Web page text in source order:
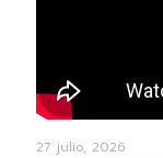
27 julio, 2026